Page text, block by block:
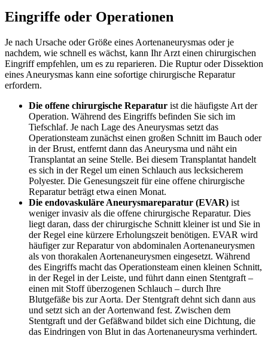
Eingriffe oder Operationen
Je nach Ursache oder Größe eines Aortenaneurysmas oder je
nachdem, wie schnell es wächst, kann Ihr Arzt einen chirurgischen
Eingriff empfehlen, um es zu reparieren. Die Ruptur oder Dissektion
eines Aneurysmas kann eine sofortige chirurgische Reparatur
erfordern.
Die offene chirurgische Reparatur ist die häufigste Art der
Operation. Während des Eingriffs befinden Sie sich im
Tiefschlaf. Je nach Lage des Aneurysmas setzt das
Operationsteam zunächst einen großen Schnitt im Bauch oder
in der Brust, entfernt dann das Aneurysma und näht ein
Transplantat an seine Stelle. Bei diesem Transplantat handelt
es sich in der Regel um einen Schlauch aus lecksicherem
Polyester. Die Genesungszeit für eine offene chirurgische
Reparatur beträgt etwa einen Monat.
Die endovaskuläre Aneurysmareparatur (EVAR) ist
weniger invasiv als die offene chirurgische Reparatur. Dies
liegt daran, dass der chirurgische Schnitt kleiner ist und Sie in
der Regel eine kürzere Erholungszeit benötigen. EVAR wird
häufiger zur Reparatur von abdominalen Aortenaneurysmen
als von thorakalen Aortenaneurysmen eingesetzt. Während
des Eingriffs macht das Operationsteam einen kleinen Schnitt,
in der Regel in der Leiste, und führt dann einen Stentgraft –
einen mit Stoff überzogenen Schlauch – durch Ihre
Blutgefäße bis zur Aorta. Der Stentgraft dehnt sich dann aus
und setzt sich an der Aortenwand fest. Zwischen dem
Stentgraft und der Gefäßwand bildet sich eine Dichtung, die
das Eindringen von Blut in das Aortenaneurysma verhindert.